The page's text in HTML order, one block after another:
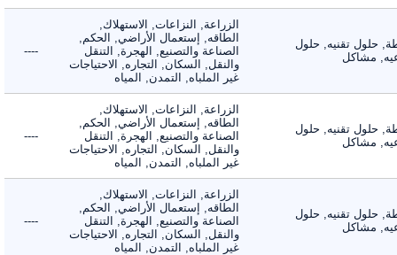
حلول تقنيه, حلول
مشاكل
الزراعة, النزاعات, الاستهلاك,
الطاقه, إستعمال الأراضي, الحكم,
الصناعة والتصنيع, الهجرة, التنقل
والنقل, السكان, التجاره, الاحتياجات
غير الملباه, التمدن, المياه
----
حلول تقنيه, حلول
مشاكل
الزراعة, النزاعات, الاستهلاك,
الطاقه, إستعمال الأراضي, الحكم,
الصناعة والتصنيع, الهجرة, التنقل
والنقل, السكان, التجاره, الاحتياجات
غير الملباه, التمدن, المياه
----
حلول تقنيه, حلول
مشاكل
الزراعة, النزاعات, الاستهلاك,
الطاقه, إستعمال الأراضي, الحكم,
الصناعة والتصنيع, الهجرة, التنقل
والنقل, السكان, التجاره, الاحتياجات
غير الملباه, التمدن, المياه
----